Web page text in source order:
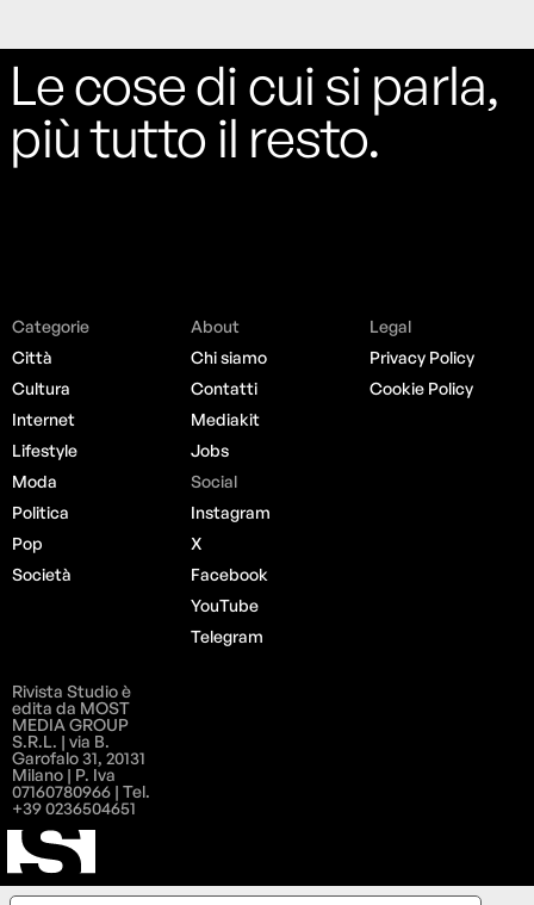
Le cose di cui si parla,
più tutto il resto.
Categorie
Città
Cultura
Internet
Lifestyle
Moda
Politica
Pop
Società
About
Chi siamo
Contatti
Mediakit
Jobs
Social
Instagram
X
Facebook
YouTube
Telegram
Legal
Privacy Policy
Cookie Policy
Rivista Studio è
edita da MOST
MEDIA GROUP
S.R.L. | via B.
Garofalo 31, 20131
Milano | P. Iva
07160780966 | Tel.
+39 0236504651